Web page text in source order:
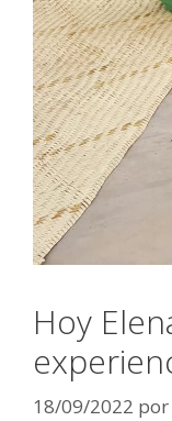
Hoy
18/09/2022 por